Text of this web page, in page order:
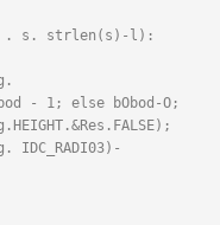
. s. strlen(s)-l):
- 1; else bObod-O;
IDC_RADI03)-